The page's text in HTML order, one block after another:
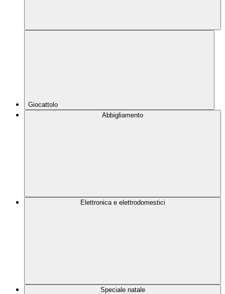
Giocattolo
Abbigliamento
Elettronica e elettrodomestici
Speciale natale